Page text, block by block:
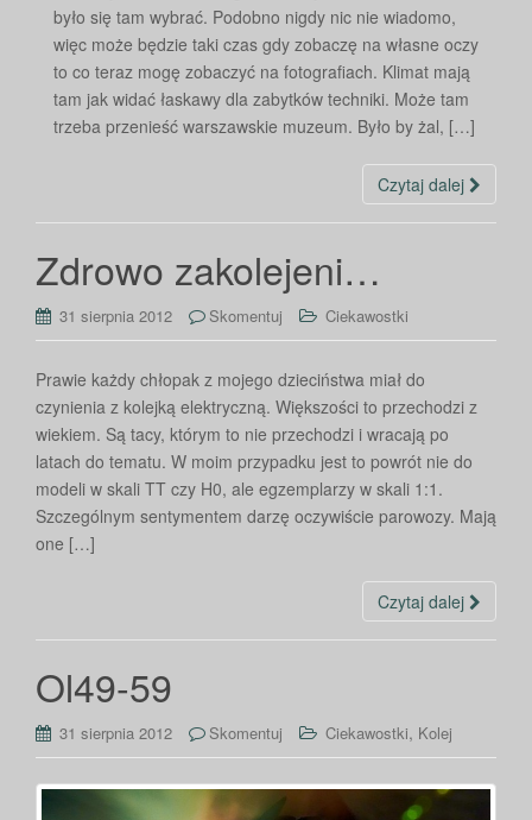
było się tam wybrać. Podobno nigdy nic nie wiadomo,
więc może będzie taki czas gdy zobaczę na własne oczy
to co teraz mogę zobaczyć na fotografiach. Klimat mają
tam jak widać łaskawy dla zabytków techniki. Może tam
trzeba przenieść warszawskie muzeum. Było by żal, […]
Czytaj dalej
Zdrowo zakolejeni…
31 sierpnia 2012 Skomentuj Ciekawostki
Prawie każdy chłopak z mojego dzieciństwa miał do
czynienia z kolejką elektryczną. Większości to przechodzi z
wiekiem. Są tacy, którym to nie przechodzi i wracają po
latach do tematu. W moim przypadku jest to powrót nie do
modeli w skali TT czy H0, ale egzemplarzy w skali 1:1.
Szczególnym sentymentem darzę oczywiście parowozy. Mają
one […]
Czytaj dalej
Ol49-59
31 sierpnia 2012 Skomentuj Ciekawostki, Kolej